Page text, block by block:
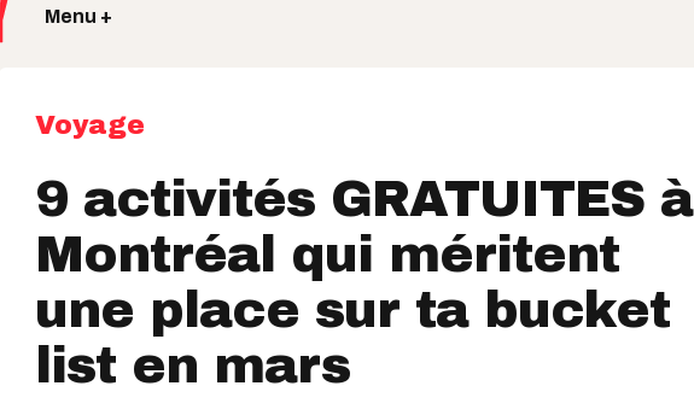
Menu +
Voyage
9 activités GRATUITES à
Montréal qui méritent
une place sur ta bucket
list en mars